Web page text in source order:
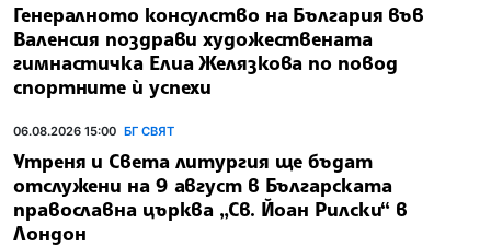
Генералното консулство на България във
Валенсия поздрави художествената
гимнастичка Елиа Желязкова по повод
спортните ѝ успехи
06.08.2026 15:00 БГ СВЯТ
Утреня и Света литургия ще бъдат
отслужени на 9 август в Българската
православна църква „Св. Йоан Рилски“ в
Лондон